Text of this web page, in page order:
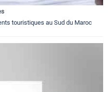
touristiques au Sud du Maroc